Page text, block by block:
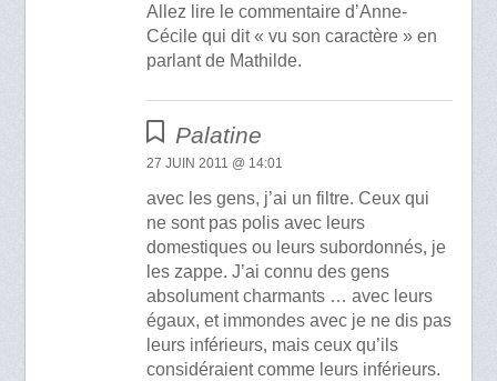
Allez lire le commentaire d’Anne-
Cécile qui dit « vu son caractère » en
parlant de Mathilde.
Palatine
27 JUIN 2011 @ 14:01
avec les gens, j’ai un filtre. Ceux qui
ne sont pas polis avec leurs
domestiques ou leurs subordonnés, je
les zappe. J’ai connu des gens
absolument charmants … avec leurs
égaux, et immondes avec je ne dis pas
leurs inférieurs, mais ceux qu’ils
considéraient comme leurs inférieurs.